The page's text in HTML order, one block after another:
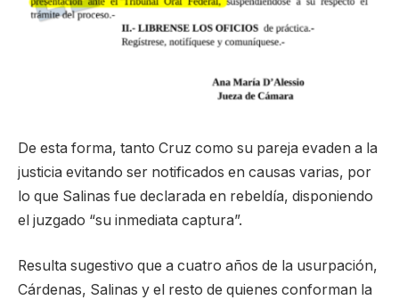
De esta forma, tanto Cruz como su pareja evaden a la
justicia evitando ser notificados en causas varias, por
lo que Salinas fue declarada en rebeldía, disponiendo
el juzgado “su inmediata captura”.
Resulta sugestivo que a cuatro años de la usurpación,
Cárdenas, Salinas y el resto de quienes conforman la